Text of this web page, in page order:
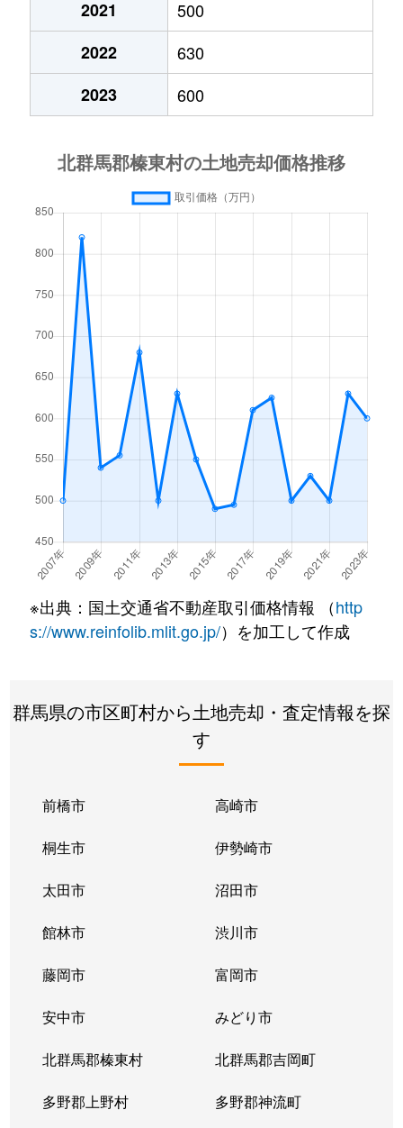
2021
500
2022
630
2023
600
※出典：国土交通省不動産取引価格情報 （http
s://www.reinfolib.mlit.go.jp/）を加工して作成
群馬県の市区町村から土地売却・査定情報を探
す
前橋市 高崎市
桐生市 伊勢崎市
太田市 沼田市
館林市 渋川市
藤岡市 富岡市
安中市 みどり市
北群馬郡榛東村 北群馬郡吉岡町
多野郡上野村 多野郡神流町